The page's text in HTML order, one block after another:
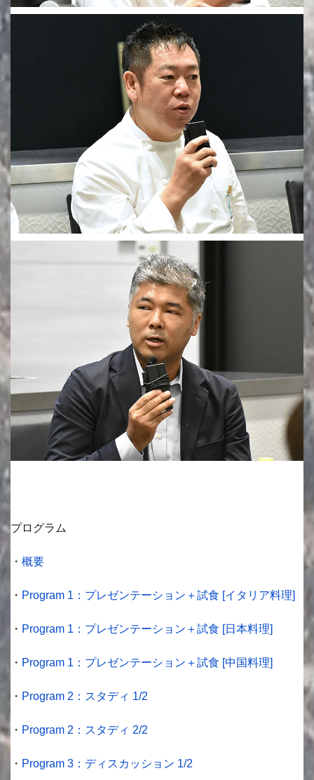
プログラム
・ 概要
・ Program 1：プレゼンテーション＋試食 [イタリア料理]
・ Program 1：プレゼンテーション＋試食 [日本料理]
・ Program 1：プレゼンテーション＋試食 [中国料理]
・ Program 2：スタディ 1/2
・ Program 2：スタディ 2/2
・ Program 3：ディスカッション 1/2